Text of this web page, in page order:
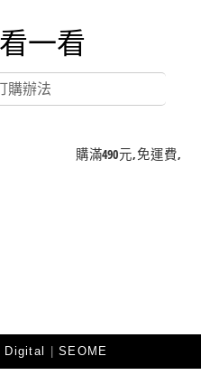
一看
購辦法
購滿490元,免運費,
|SEOME